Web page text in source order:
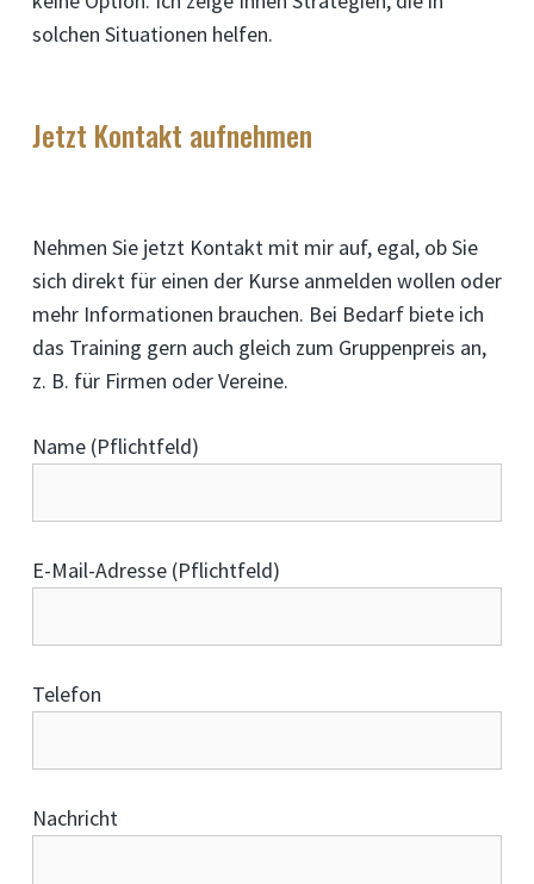
solchen Situationen helfen.
Jetzt Kontakt aufnehmen
Nehmen Sie jetzt Kontakt mit mir auf, egal, ob Sie
sich direkt für einen der Kurse anmelden wollen oder
mehr Informationen brauchen. Bei Bedarf biete ich
das Training gern auch gleich zum Gruppenpreis an,
z. B. für Firmen oder Vereine.
Name (Pflichtfeld)
E-Mail-Adresse (Pflichtfeld)
Telefon
Nachricht